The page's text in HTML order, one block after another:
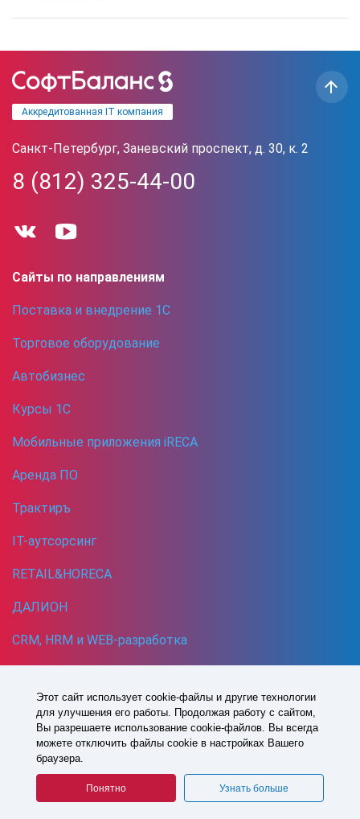
Аккредитованная IT компания
Санкт-Петербург, Заневский проспект, д. 30, к. 2
8 (812) 325-44-00
Сайты по направлениям
Поставка и внедрение 1С
Торговое оборудование
Автобизнес
Курсы 1С
Мобильные приложения iRECA
Аренда ПО
Трактиръ
IT-аутсорсинг
RETAIL&HORECA
ДАЛИОН
CRM, HRM и WEB-разработка
1993 -2026© Все права защищены
Политика в отношении обработки персональных данных
Согласие на обработку персональных данных
СДЕЛАНО В СОФТБАЛАНС
Этот сайт использует cookie-файлы и другие технологии
для улучшения его работы. Продолжая работу с сайтом,
Вы разрешаете использование cookie-файлов. Вы всегда
можете отключить файлы cookie в настройках Вашего
браузера.
Понятно Узнать больше